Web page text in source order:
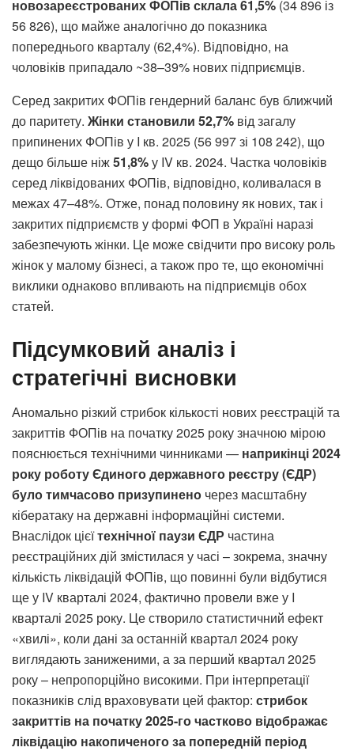
новозареєстрованих ФОПів склала 61,5% (34 896 із
56 826), що майже аналогічно до показника
попереднього кварталу (62,4%). Відповідно, на
чоловіків припадало ~38–39% нових підприємців.
Серед закритих ФОПів гендерний баланс був ближчий
до паритету. Жінки становили 52,7% від загалу
припинених ФОПів у I кв. 2025 (56 997 зі 108 242), що
дещо більше ніж51,8%у IV кв. 2024. Частка чоловіків
серед ліквідованих ФОПів, відповідно, коливалася в
межах 47–48%. Отже, понад половину як нових, так і
закритих підприємств у формі ФОП в Україні наразі
забезпечують жінки. Це може свідчити про високу роль
жінок у малому бізнесі, а також про те, що економічні
виклики однаково впливають на підприємців обох
статей.
Підсумковий аналіз і
стратегічні висновки
Аномально різкий стрибок кількості нових реєстрацій та
закриттів ФОПів на початку 2025 року значною мірою
пояснюється технічними чинниками — наприкінці 2024
року роботу Єдиного державного реєстру (ЄДР)
булотимчасово призупинено через масштабну
кібератаку на державні інформаційні системи.
Внаслідок цієїтехнічної паузи ЄДР частина
реєстраційних дій змістилася у часі – зокрема, значну
кількість ліквідацій ФОПів, що повинні були відбутися
ще у IV кварталі 2024, фактично провели вже у I
кварталі 2025 року. Це створило статистичний ефект
«хвилі», коли дані за останній квартал 2024 року
виглядають заниженими, а за перший квартал 2025
року – непропорційно високими. При інтерпретації
показників слід враховувати цей фактор: стрибок
закриттів на початку 2025-го частково відображає
ліквідацію накопиченого за попередній період